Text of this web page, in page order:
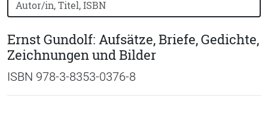
Ernst Gundolf: Aufsätze, Briefe, Gedichte,
Zeichnungen und Bilder
ISBN 978-3-8353-0376-8